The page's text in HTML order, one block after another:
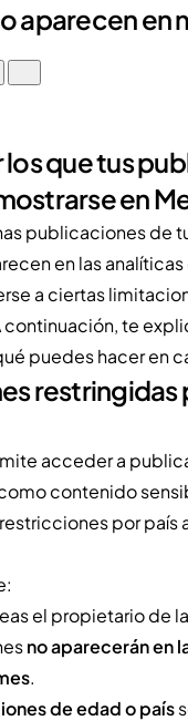
aparecen en
que tus
en
publicaciones de
en las
a ciertas
continuación, te
puedes hacer en
restringidas
acceder a
contenido
por país
el propietario de
no aparecerán en
.
de edad o país